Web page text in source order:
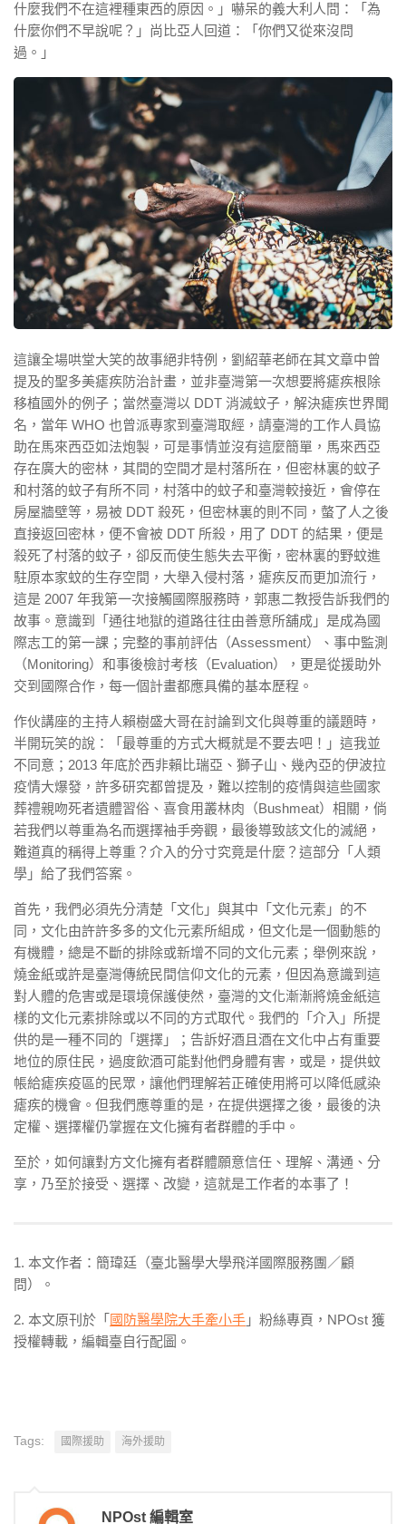
什麼我們不在這裡種東西的原因。」嚇呆的義大利人問：「為
什麼你們不早說呢？」尚比亞人回道：「你們又從來沒問
過。」
這讓全場哄堂大笑的故事絕非特例，劉紹華老師在其文章中曾
提及的聖多美瘧疾防治計畫，並非臺灣第一次想要將瘧疾根除
移植國外的例子；當然臺灣以 DDT 消滅蚊子，解決瘧疾世界聞
名，當年 WHO 也曾派專家到臺灣取經，請臺灣的工作人員協
助在馬來西亞如法炮製，可是事情並沒有這麼簡單，馬來西亞
存在廣大的密林，其間的空間才是村落所在，但密林裏的蚊子
和村落的蚊子有所不同，村落中的蚊子和臺灣較接近，會停在
房屋牆壁等，易被 DDT 殺死，但密林裏的則不同，螫了人之後
直接返回密林，便不會被 DDT 所殺，用了 DDT 的結果，便是
殺死了村落的蚊子，卻反而使生態失去平衡，密林裏的野蚊進
駐原本家蚊的生存空間，大舉入侵村落，瘧疾反而更加流行，
這是 2007 年我第一次接觸國際服務時，郭惠二教授告訴我們的
故事。意識到「通往地獄的道路往往由善意所舖成」是成為國
際志工的第一課；完整的事前評估（Assessment）、事中監測
（Monitoring）和事後檢討考核（Evaluation），更是從援助外
交到國際合作，每一個計畫都應具備的基本歷程。
作伙講座的主持人賴樹盛大哥在討論到文化與尊重的議題時，
半開玩笑的說：「最尊重的方式大概就是不要去吧！」這我並
不同意；2013 年底於西非賴比瑞亞、獅子山、幾內亞的伊波拉
疫情大爆發，許多研究都曾提及，難以控制的疫情與這些國家
葬禮親吻死者遺體習俗、喜食用叢林肉（Bushmeat）相關，倘
若我們以尊重為名而選擇袖手旁觀，最後導致該文化的滅絕，
難道真的稱得上尊重？介入的分寸究竟是什麼？這部分「人類
學」給了我們答案。
首先，我們必須先分清楚「文化」與其中「文化元素」的不
同，文化由許許多多的文化元素所組成，但文化是一個動態的
有機體，總是不斷的排除或新增不同的文化元素；舉例來說，
燒金紙或許是臺灣傳統民間信仰文化的元素，但因為意識到這
對人體的危害或是環境保護使然，臺灣的文化漸漸將燒金紙這
樣的文化元素排除或以不同的方式取代。我們的「介入」所提
供的是一種不同的「選擇」；告訴好酒且酒在文化中占有重要
地位的原住民，過度飲酒可能對他們身體有害，或是，提供蚊
帳給瘧疾疫區的民眾，讓他們理解若正確使用將可以降低感染
瘧疾的機會。但我們應尊重的是，在提供選擇之後，最後的決
定權、選擇權仍掌握在文化擁有者群體的手中。
至於，如何讓對方文化擁有者群體願意信任、理解、溝通、分
享，乃至於接受、選擇、改變，這就是工作者的本事了！
1. 本文作者：簡瑋廷（臺北醫學大學飛洋國際服務團／顧
問）。
2. 本文原刊於 「 國防醫學院大手牽小手 」粉絲專頁，NPOst 獲
授權轉載，編輯臺自行配圖。
Tags: 國際援助 海外援助
NPOst 編輯室